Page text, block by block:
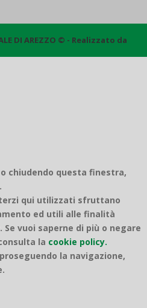
DI AREZZO © - Realizzato da
chiudendo questa finestra,
qui utilizzati sfruttano
ed utili alle finalità
. Se vuoi saperne di più o negare
la cookie policy.
la navigazione,